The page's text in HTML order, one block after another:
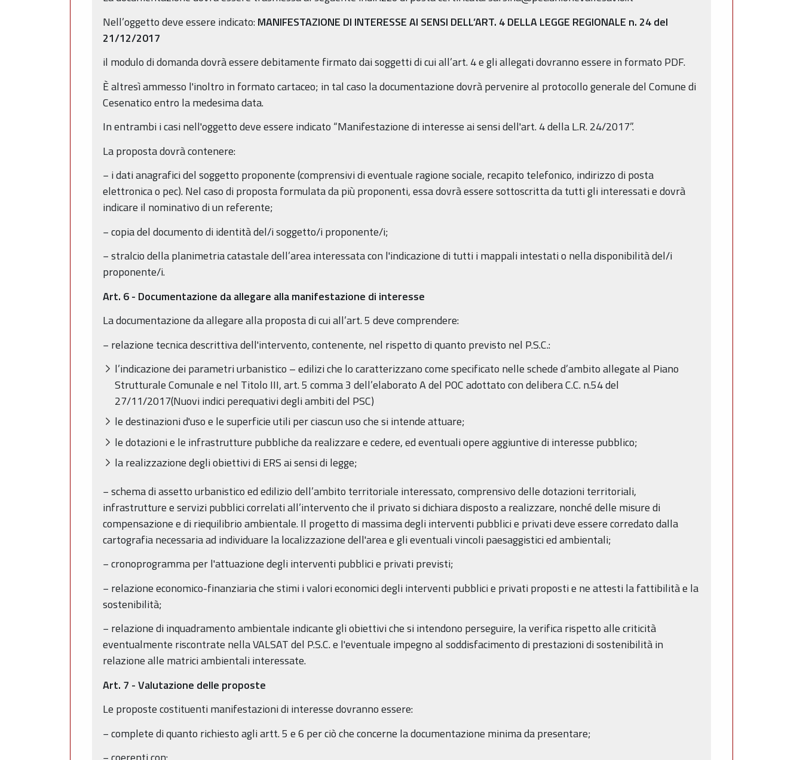
Nell’oggetto deve essere indicato:MANIFESTAZIONE DI INTERESSE AI SENSI DELL’ART. 4 DELLA LEGGE REGIONALE n. 24 del
21/12/2017
il modulo di domanda dovrà essere debitamente firmato dai soggetti di cui all’art. 4 e gli allegati dovranno essere in formato PDF.
È altresì ammesso l'inoltro in formato cartaceo; in tal caso la documentazione dovrà pervenire al protocollo generale del Comune di
Cesenatico entro la medesima data.
In entrambi i casi nell'oggetto deve essere indicato “Manifestazione di interesse ai sensi dell'art. 4 della L.R. 24/2017”.
La proposta dovrà contenere:
− i dati anagrafici del soggetto proponente (comprensivi di eventuale ragione sociale, recapito telefonico, indirizzo di posta
elettronica o pec). Nel caso di proposta formulata da più proponenti, essa dovrà essere sottoscritta da tutti gli interessati e dovrà
indicare il nominativo di un referente;
− copia del documento di identità del/i soggetto/i proponente/i;
− stralcio della planimetria catastale dell’area interessata con l'indicazione di tutti i mappali intestati o nella disponibilità del/i
proponente/i.
Art. 6 - Documentazione da allegare alla manifestazione di interesse
La documentazione da allegare alla proposta di cui all’art. 5 deve comprendere:
− relazione tecnica descrittiva dell'intervento, contenente, nel rispetto di quanto previsto nel P.S.C.:
l’indicazione dei parametri urbanistico – edilizi che lo caratterizzano come specificato nelle schede d’ambito allegate al Piano
Strutturale Comunale e nel Titolo III, art. 5 comma 3 dell’elaborato A del POC adottato con delibera C.C. n.54 del
27/11/2017(Nuovi indici perequativi degli ambiti del PSC)
le destinazioni d'uso e le superficie utili per ciascun uso che si intende attuare;
le dotazioni e le infrastrutture pubbliche da realizzare e cedere, ed eventuali opere aggiuntive di interesse pubblico;
la realizzazione degli obiettivi di ERS ai sensi di legge;
− schema di assetto urbanistico ed edilizio dell’ambito territoriale interessato, comprensivo delle dotazioni territoriali,
infrastrutture e servizi pubblici correlati all’intervento che il privato si dichiara disposto a realizzare, nonché delle misure di
compensazione e di riequilibrio ambientale. Il progetto di massima degli interventi pubblici e privati deve essere corredato dalla
cartografia necessaria ad individuare la localizzazione dell'area e gli eventuali vincoli paesaggistici ed ambientali;
− cronoprogramma per l'attuazione degli interventi pubblici e privati previsti;
− relazione economico-finanziaria che stimi i valori economici degli interventi pubblici e privati proposti e ne attesti la fattibilità e la
sostenibilità;
− relazione di inquadramento ambientale indicante gli obiettivi che si intendono perseguire, la verifica rispetto alle criticità
eventualmente riscontrate nella VALSAT del P.S.C. e l'eventuale impegno al soddisfacimento di prestazioni di sostenibilità in
relazione alle matrici ambientali interessate.
Art. 7 - Valutazione delle proposte
Le proposte costituenti manifestazioni di interesse dovranno essere:
− complete di quanto richiesto agli artt. 5 e 6 per ciò che concerne la documentazione minima da presentare;